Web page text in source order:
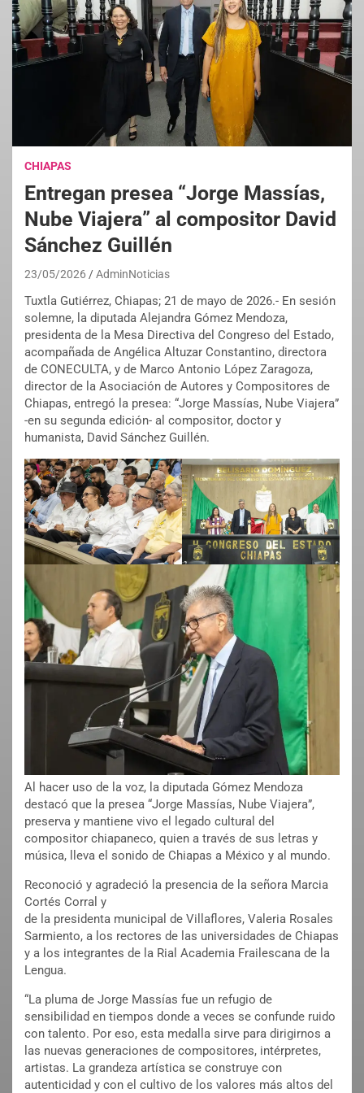
CHIAPAS
Entregan presea “Jorge Massías,
Nube Viajera” al compositor David
Sánchez Guillén
23/05/2026 AdminNoticias
Tuxtla Gutiérrez, Chiapas; 21 de mayo de 2026.- En sesión
solemne, la diputada Alejandra Gómez Mendoza,
presidenta de la Mesa Directiva del Congreso del Estado,
acompañada de Angélica Altuzar Constantino, directora
de CONECULTA, y de Marco Antonio López Zaragoza,
director de la Asociación de Autores y Compositores de
Chiapas, entregó la presea: “Jorge Massías, Nube Viajera”
-en su segunda edición- al compositor, doctor y
humanista, David Sánchez Guillén.
Al hacer uso de la voz, la diputada Gómez Mendoza
destacó que la presea “Jorge Massías, Nube Viajera”,
preserva y mantiene vivo el legado cultural del
compositor chiapaneco, quien a través de sus letras y
música, lleva el sonido de Chiapas a México y al mundo.
Reconoció y agradeció la presencia de la señora Marcia
Cortés Corral y
de la presidenta municipal de Villaflores, Valeria Rosales
Sarmiento, a los rectores de las universidades de Chiapas
y a los integrantes de la Rial Academia Frailescana de la
Lengua.
“La pluma de Jorge Massías fue un refugio de
sensibilidad en tiempos donde a veces se confunde ruido
con talento. Por eso, esta medalla sirve para dirigirnos a
las nuevas generaciones de compositores, intérpretes,
artistas. La grandeza artística se construye con
autenticidad y con el cultivo de los valores más altos del